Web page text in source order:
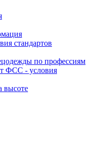
стандартов
по профессиям
ФСС - условия
высоте